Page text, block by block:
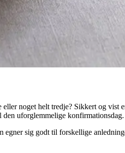
noget helt tredje? Sikkert og vist
uforglemmelige konfirmationsdag.
sig godt til forskellige